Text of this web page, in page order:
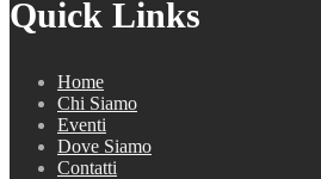
Quick Links
Home
Chi Siamo
Eventi
Dove Siamo
Contatti